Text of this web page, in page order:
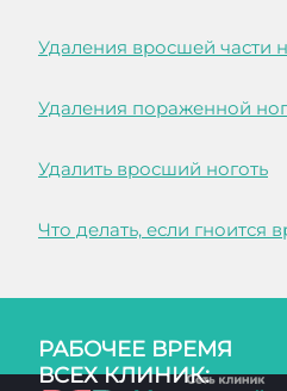
Удаления вросшей части
Удаления пораженной
Удалить вросший ноготь
Что делать, если гноится
РАБОЧЕЕ ВРЕМЯ
ВСЕХ КЛИНИК: